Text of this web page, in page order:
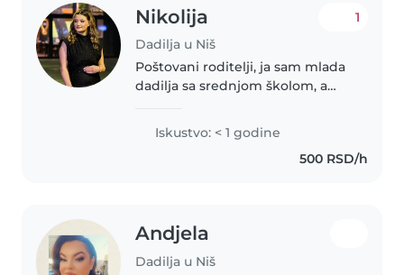
Nikolija
Dadilja u Niš
1
Poštovani roditelji, ja sam mlada
dadilja sa srednjom školom, a
uzrasta. Imao sam iskustva sa
bebinima, predškolcima,
dečijom i tinejdžerima. Moje
Iskustvo: < 1 godine
500 RSD/h
Andjela
Dadilja u Niš